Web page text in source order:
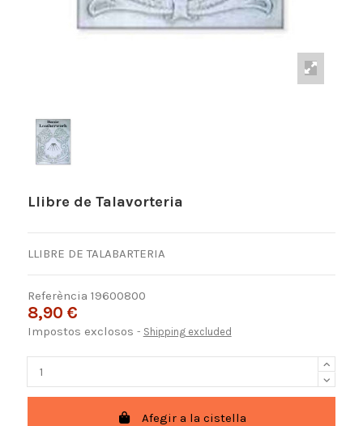
Llibre de Talavorteria
LLIBRE DE TALABARTERIA
Referència 19600800
8,90 €
Impostos exclosos Shipping excluded
Afegir a la cistella